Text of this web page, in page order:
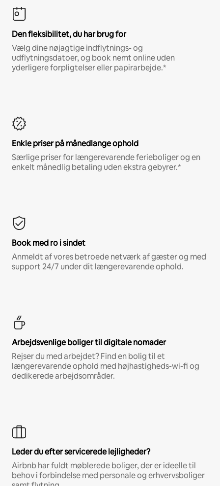
Den fleksibilitet, du har brug for
Vælg dine nøjagtige indflytnings- og
udflytningsdatoer, og book nemt online uden
yderligere forpligtelser eller papirarbejde.*
Enkle priser på månedlange ophold
Særlige priser for længerevarende ferieboliger og en
enkelt månedlig betaling uden ekstra gebyrer.*
Book med ro i sindet
Anmeldt af vores betroede netværk af gæster og med
support 24/7 under dit længerevarende ophold.
Arbejdsvenlige boliger til digitale nomader
Rejser du med arbejdet? Find en bolig til et
længerevarende ophold med højhastigheds-wi-fi og
dedikerede arbejdsområder.
Leder du efter servicerede lejligheder?
Airbnb har fuldt møblerede boliger, der er ideelle til
behov i forbindelse med personale og erhvervsboliger